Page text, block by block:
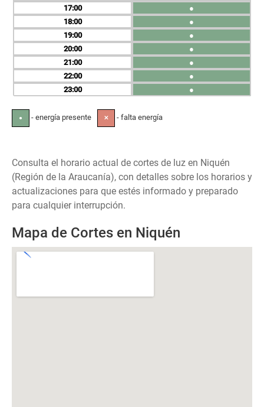
17
18
19
20
21
22
23
●
●
●
●
●
●
●
● - energía presente ✕ - falta energía
Consulta el horario actual de cortes de luz en Niquén
(Región de la Araucanía), con detalles sobre los horarios y
actualizaciones para que estés informado y preparado
para cualquier interrupción.
Mapa de Cortes en Niquén